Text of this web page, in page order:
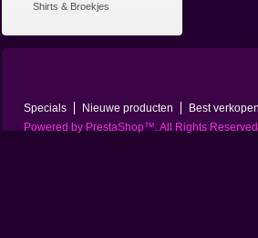
Shirts & Broekjes
Specials Nieuwe producten Best
Powered by PrestaShop™. All Rights Reserved